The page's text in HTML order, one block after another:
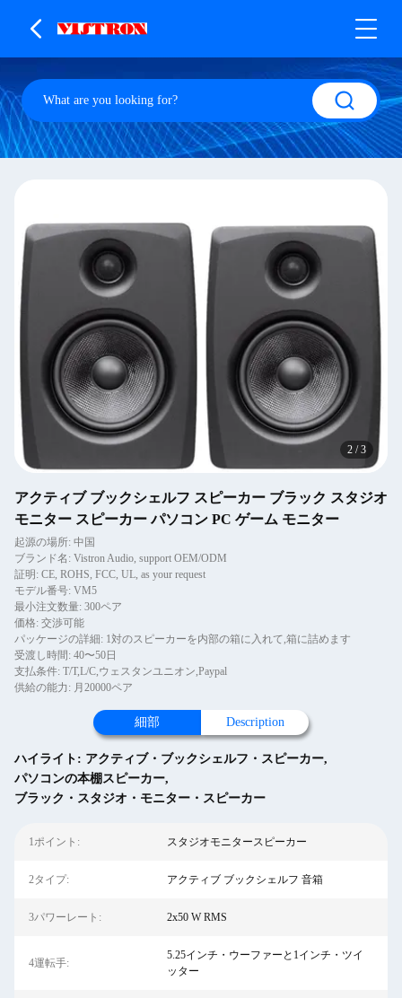
2 /3
アクティブ ブックシェルフ スピーカー ブラック スタジオ
モニター スピーカー パソコン PC ゲーム モニター
起源の場所: 中国
ブランド名: Vistron Audio, support OEM/ODM
証明: CE, ROHS, FCC, UL, as your request
モデル番号: VM5
最小注文数量: 300ペア
価格: 交渉可能
パッケージの詳細: 1対のスピーカーを内部の箱に入れて,箱に詰めます
受渡し時間: 40〜50日
支払条件: T/T,L/C,ウェスタンユニオン,Paypal
供給の能力: 月20000ペア
細部 Description
ハイライト: アクティブ・ブックシェルフ・スピーカー,
パソコンの本棚スピーカー,
ブラック・スタジオ・モニター・スピーカー
1ポイント: スタジオモニタースピーカー
2タイプ: アクティブ ブックシェルフ 音箱
3パワーレート: 2x50 W RMS
4運転手:
5.25インチ・ウーファーと1インチ・ツイ
ッター